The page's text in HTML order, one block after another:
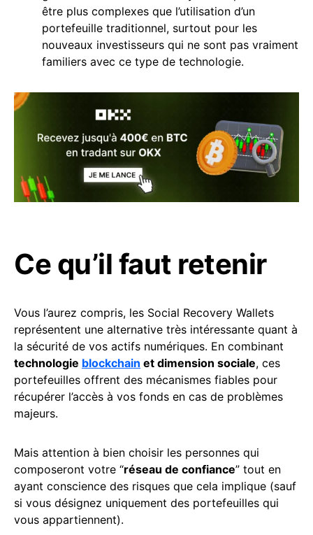
être plus complexes que l’utilisation d’un
portefeuille traditionnel, surtout pour les
nouveaux investisseurs qui ne sont pas vraiment
familiers avec ce type de technologie.
Ce qu’il faut retenir
Vous l’aurez compris, les Social Recovery Wallets
représentent une alternative très intéressante quant à
la sécurité de vos actifs numériques. En combinant
technologie blockchain et dimension sociale, ces
portefeuilles offrent des mécanismes fiables pour
récupérer l’accès à vos fonds en cas de problèmes
majeurs.
Mais attention à bien choisir les personnes qui
composeront votre “réseau de confiance” tout en
ayant conscience des risques que cela implique (sauf
si vous désignez uniquement des portefeuilles qui
vous appartiennent).